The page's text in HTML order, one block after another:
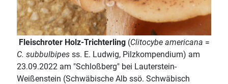
Fleischroter Holz-Trichterling (Clitocybe americana =
C. subbulbipes ss. E. Ludwig, Pilzkompendium) am
23.09.2022 am "Schloßberg" bei Lauterstein-
Weißenstein (Schwäbische Alb ssö. Schwäbisch